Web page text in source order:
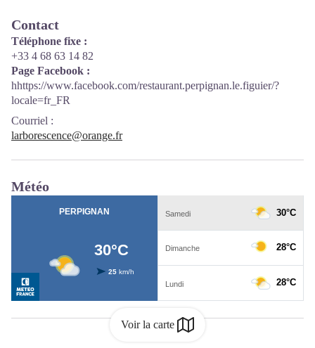
Voir la carte
Contact
Téléphone fixe :
+33 4 68 63 14 82
Page Facebook :
hhttps://www.facebook.com/restaurant.perpignan.le.figuier/?
locale=fr_FR
Courriel :
larborescence@orange.fr
Météo